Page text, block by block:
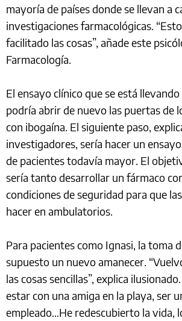
mayoría de países donde se llevan a
investigaciones farmacológicas.
facilitado las cosas”, añade este
Farmacología.
El ensayo clínico que se está
podría abrir de nuevo las puertas de
con ibogaína. El siguiente paso,
investigadores, sería hacer un
de pacientes todavía mayor. El
sería tanto desarrollar un fármaco
condiciones de seguridad para que
hacer en ambulatorios.
Para pacientes como Ignasi, la toma
supuesto un nuevo amanecer.
las cosas sencillas”, explica
estar con una amiga en la playa, ser
empleado…He redescubierto la vida,